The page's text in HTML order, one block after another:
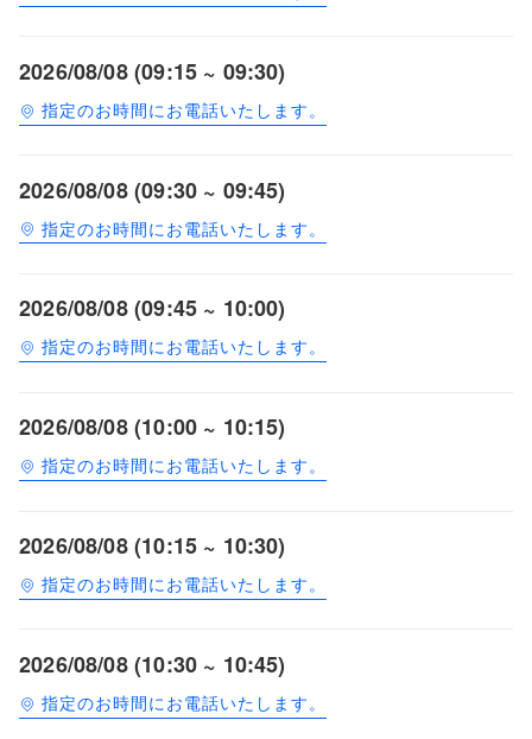
2026/08/08 (09:15 ~ 09:30)
指定のお時間にお電話いたします。
2026/08/08 (09:30 ~ 09:45)
指定のお時間にお電話いたします。
2026/08/08 (09:45 ~ 10:00)
指定のお時間にお電話いたします。
2026/08/08 (10:00 ~ 10:15)
指定のお時間にお電話いたします。
2026/08/08 (10:15 ~ 10:30)
指定のお時間にお電話いたします。
2026/08/08 (10:30 ~ 10:45)
指定のお時間にお電話いたします。